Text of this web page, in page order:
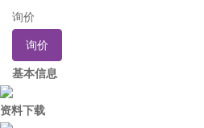
询价
询价
基本信息
资料下载